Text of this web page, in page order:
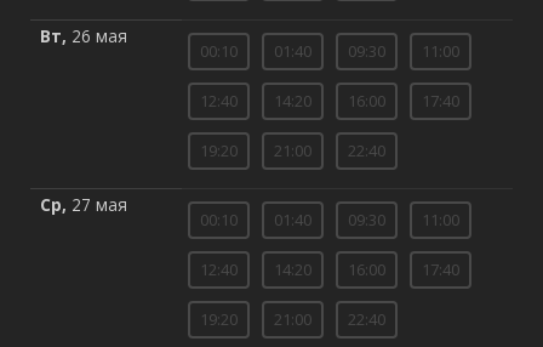
Вт, 26 мая
00:10 01:40 09:30 11:00
12:40 14:20 16:00 17:40
19:20 21:00 22:40
Ср, 27 мая
00:10 01:40 09:30 11:00
12:40 14:20 16:00 17:40
19:20 21:00 22:40